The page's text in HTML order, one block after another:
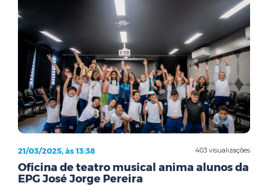
403 visualizações
21/03/2025, às 13:38
Oficina de teatro musical anima alunos da
EPG José Jorge Pereira